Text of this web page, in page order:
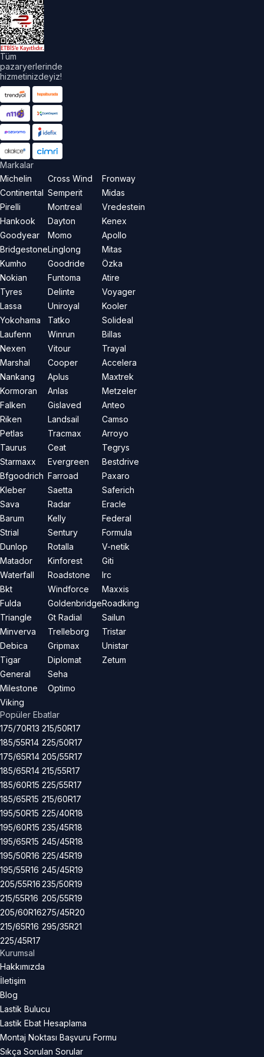
Tüm
pazaryerlerinde
hizmetinizdeyiz!
Markalar
Michelin
Continental
Pirelli
Hankook
Goodyear
Bridgestone
Kumho
Nokian
Tyres
Lassa
Yokohama
Laufenn
Nexen
Marshal
Nankang
Kormoran
Falken
Riken
Petlas
Taurus
Starmaxx
Bfgoodrich
Kleber
Sava
Barum
Strial
Dunlop
Matador
Waterfall
Bkt
Fulda
Triangle
Minverva
Debica
Tigar
General
Milestone
Viking
Cross Wind
Semperit
Montreal
Dayton
Momo
Linglong
Goodride
Funtoma
Delinte
Uniroyal
Tatko
Winrun
Vitour
Cooper
Aplus
Anlas
Gislaved
Landsail
Tracmax
Ceat
Evergreen
Farroad
Saetta
Radar
Kelly
Sentury
Rotalla
Kinforest
Roadstone
Windforce
Goldenbridge
Gt Radial
Trelleborg
Gripmax
Diplomat
Seha
Optimo
Fronway
Midas
Vredestein
Kenex
Apollo
Mitas
Özka
Atire
Voyager
Kooler
Solideal
Billas
Trayal
Accelera
Maxtrek
Metzeler
Anteo
Camso
Arroyo
Tegrys
Bestdrive
Paxaro
Saferich
Eracle
Federal
Formula
V-netik
Giti
Irc
Maxxis
Roadking
Sailun
Tristar
Unistar
Zetum
Popüler Ebatlar
175/70R13
185/55R14
175/65R14
185/65R14
185/60R15
185/65R15
195/50R15
195/60R15
195/65R15
195/50R16
195/55R16
205/55R16
215/55R16
205/60R16
215/65R16
225/45R17
215/50R17
225/50R17
205/55R17
215/55R17
225/55R17
215/60R17
225/40R18
235/45R18
245/45R18
225/45R19
245/45R19
235/50R19
205/55R19
275/45R20
295/35R21
Kurumsal
Hakkımızda
İletişim
Blog
Lastik Bulucu
Lastik Ebat Hesaplama
Montaj Noktası Başvuru Formu
Sıkça Sorulan Sorular